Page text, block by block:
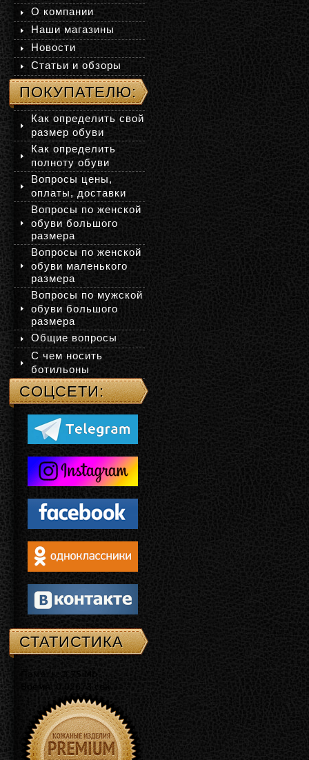
О компании
Наши магазины
Новости
Статьи и обзоры
ПОКУПАТЕЛЮ:
Как определить свой
размер обуви
Как определить
полноту обуви
Вопросы цены,
оплаты, доставки
Вопросы по женской
обуви большого
размера
Вопросы по женской
обуви маленького
размера
Вопросы по мужской
обуви большого
размера
Общие вопросы
С чем носить
ботильоны
СОЦСЕТИ:
СТАТИСТИКА
Память: 3.75 Mb
Время: 0.02673 сек.